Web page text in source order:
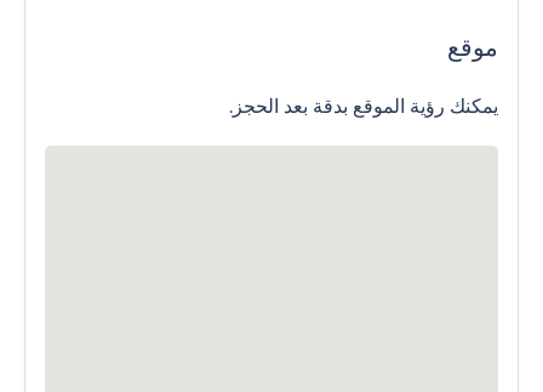
موقع
يمكنك رؤية الموقع بدقة بعد الحجز.